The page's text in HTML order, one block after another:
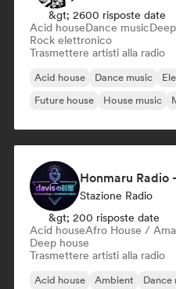
&gt; 2600 risposte date
Acid houseDance music
Rock elettronico
Trasmettere artisti alla radio
Acid house Dance music
Future house
House music
Honmaru Radio
Stazione Radio
&gt; 200 risposte date
Acid houseAfro House /
Deep house
Trasmettere artisti alla radio
Acid house Ambient Dance